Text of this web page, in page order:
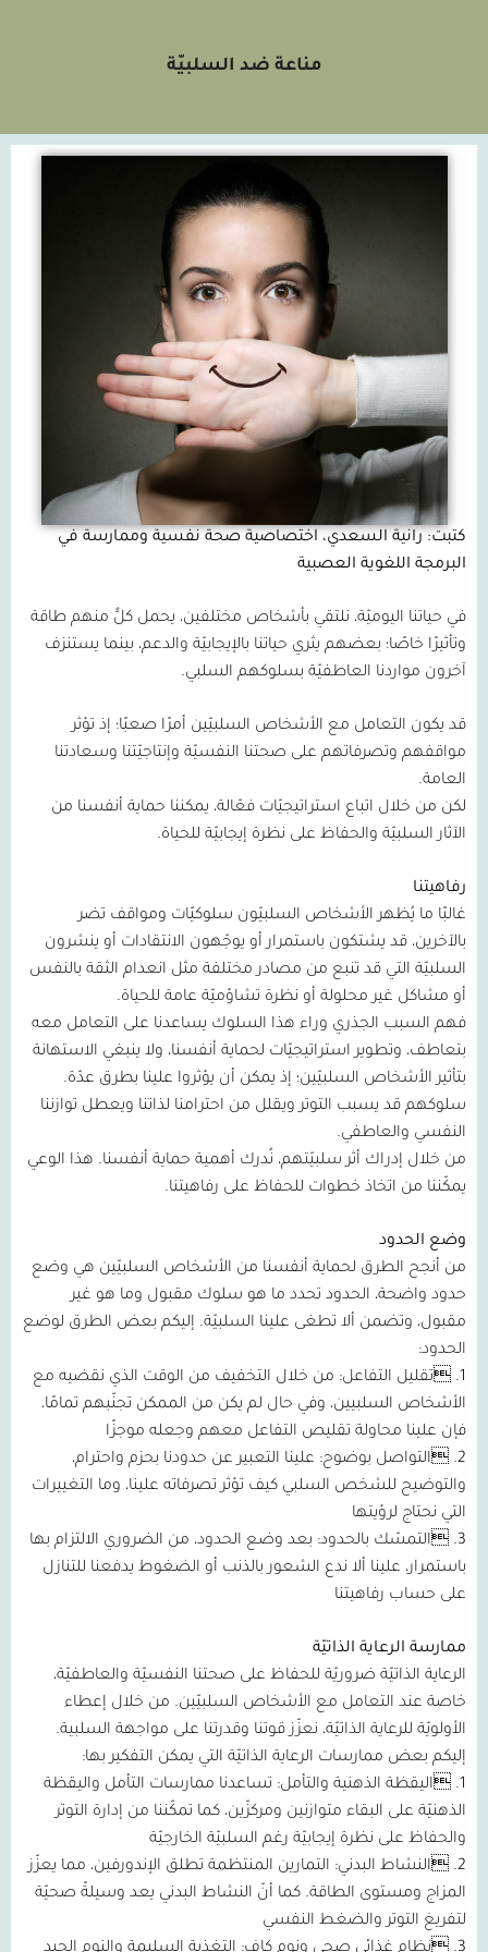
مناعة ضد السلبيّة
كتبت: رانية السعدي، اختصاصية صحة نفسية وممارسة في
البرمجة اللغوية العصبية
في حياتنا اليوميّة، نلتقي بأشخاص مختلفين، يحمل كلٌّ منهم طاقة
وتأثيرًا خاصًا؛ بعضهم يثري حياتنا بالإيجابيّة والدعم، بينما يستنزف
آخرون مواردنا العاطفيّة بسلوكهم السلبي.
قد يكون التعامل مع الأشخاص السلبيّين أمرًا صعبًا؛ إذ تؤثر
مواقفهم وتصرفاتهم على صحتنا النفسيّة وإنتاجيّتنا وسعادتنا
العامة.
لكن من خلال اتباع استراتيجيّات فعّالة، يمكننا حماية أنفسنا من
الآثار السلبيّة والحفاظ على نظرة إيجابيّة للحياة.
رفاهيتنا
غالبًا ما يُظهر الأشخاص السلبيّون سلوكيّات ومواقف تضر
بالآخرين، قد يشتكون باستمرار أو يوجّهون الانتقادات أو ينشرون
السلبيّة التي قد تنبع من مصادر مختلفة مثل انعدام الثقة بالنفس
أو مشاكل غير محلولة أو نظرة تشاؤميّة عامة للحياة.
فهم السبب الجذري وراء هذا السلوك يساعدنا على التعامل معه
بتعاطف، وتطوير استراتيجيّات لحماية أنفسنا، ولا ينبغي الاستهانة
بتأثير الأشخاص السلبيّين؛ إذ يمكن أن يؤثروا علينا بطرق عدّة.
سلوكهم قد يسبب التوتر ويقلل من احترامنا لذاتنا ويعطل توازننا
النفسي والعاطفي.
من خلال إدراك أثر سلبيّتهم، نُدرك أهمية حماية أنفسنا. هذا الوعي
يمكّننا من اتخاذ خطوات للحفاظ على رفاهيتنا.
وضع الحدود
من أنجح الطرق لحماية أنفسنا من الأشخاص السلبيّين هي وضع
حدود واضحة، الحدود تحدد ما هو سلوك مقبول وما هو غير
مقبول، وتضمن ألا تطغى علينا السلبيّة. إليكم بعض الطرق لوضع
الحدود:
1. تقليل التفاعل: من خلال التخفيف من الوقت الذي نقضيه مع
الأشخاص السلبيين، وفي حال لم يكن من الممكن تجنّبهم تمامًا،
فإن علينا محاولة تقليص التفاعل معهم وجعله موجزًا
2. التواصل بوضوح: علينا التعبير عن حدودنا بحزم واحترام،
والتوضيح للشخص السلبي كيف تؤثر تصرفاته علينا، وما التغييرات
التي نحتاج لرؤيتها
3. التمسّك بالحدود: بعد وضع الحدود، من الضروري الالتزام بها
باستمرار، علينا ألا ندع الشعور بالذنب أو الضغوط يدفعنا للتنازل
على حساب رفاهيتنا
ممارسة الرعاية الذاتيّة
الرعاية الذاتيّة ضروريّة للحفاظ على صحتنا النفسيّة والعاطفيّة،
خاصة عند التعامل مع الأشخاص السلبيّين. من خلال إعطاء
الأولويّة للرعاية الذاتيّة، نعزّز قوتنا وقدرتنا على مواجهة السلبية.
إليكم بعض ممارسات الرعاية الذاتيّة التي يمكن التفكير بها:
1. اليقظة الذهنية والتأمل: تساعدنا ممارسات التأمل واليقظة
الذهنيّة على البقاء متوازنين ومركزّين، كما تمكّننا من إدارة التوتر
والحفاظ على نظرة إيجابيّة رغم السلبيّة الخارجيّة
2. النشاط البدني: التمارين المنتظمة تطلق الإندورفين، مما يعزّز
المزاج ومستوى الطاقة. كما أنّ النشاط البدني يعد وسيلةً صحيّة
لتفريغ التوتر والضغط النفسي